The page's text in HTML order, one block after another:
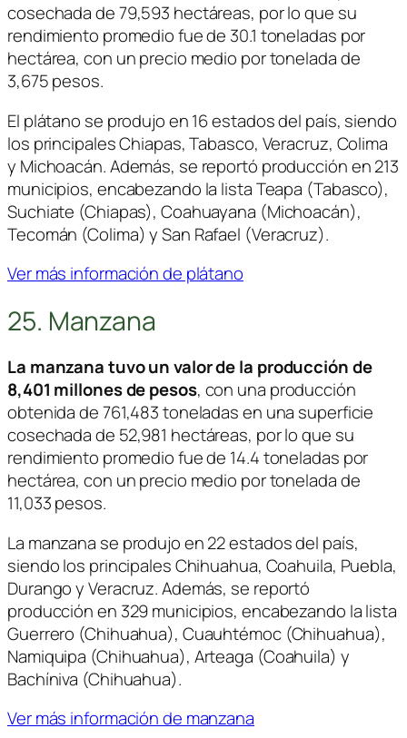
cosechada de 79,593 hectáreas, por lo que su
rendimiento promedio fue de 30.1 toneladas por
hectárea, con un precio medio por tonelada de
3,675 pesos.
El plátano se produjo en 16 estados del país, siendo
los principales Chiapas, Tabasco, Veracruz, Colima
y Michoacán. Además, se reportó producción en 213
municipios, encabezando la lista Teapa (Tabasco),
Suchiate (Chiapas), Coahuayana (Michoacán),
Tecomán (Colima) y San Rafael (Veracruz).
Ver más información de plátano
25. Manzana
La manzana tuvo un valor de la producción de
8,401 millones de pesos, con una producción
obtenida de 761,483 toneladas en una superficie
cosechada de 52,981 hectáreas, por lo que su
rendimiento promedio fue de 14.4 toneladas por
hectárea, con un precio medio por tonelada de
11,033 pesos.
La manzana se produjo en 22 estados del país,
siendo los principales Chihuahua, Coahuila, Puebla,
Durango y Veracruz. Además, se reportó
producción en 329 municipios, encabezando la lista
Guerrero (Chihuahua), Cuauhtémoc (Chihuahua),
Namiquipa (Chihuahua), Arteaga (Coahuila) y
Bachíniva (Chihuahua).
Ver más información de manzana